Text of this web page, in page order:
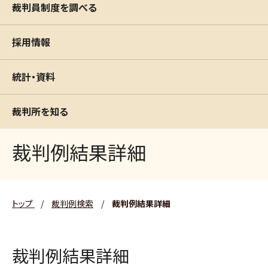
裁判員制度を調べる
採用情報
統計・資料
裁判所を知る
裁判例結果詳細
トップ / 裁判例検索 / 裁判例結果詳細
裁判例結果詳細